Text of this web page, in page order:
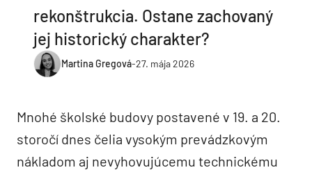
rekonštrukcia. Ostane zachovaný
jej historický charakter?
Martina Gregová-27. mája 2026
Mnohé školské budovy postavené v 19. a 20.
storočí dnes čelia vysokým prevádzkovým
nákladom aj nevyhovujúcemu technickému